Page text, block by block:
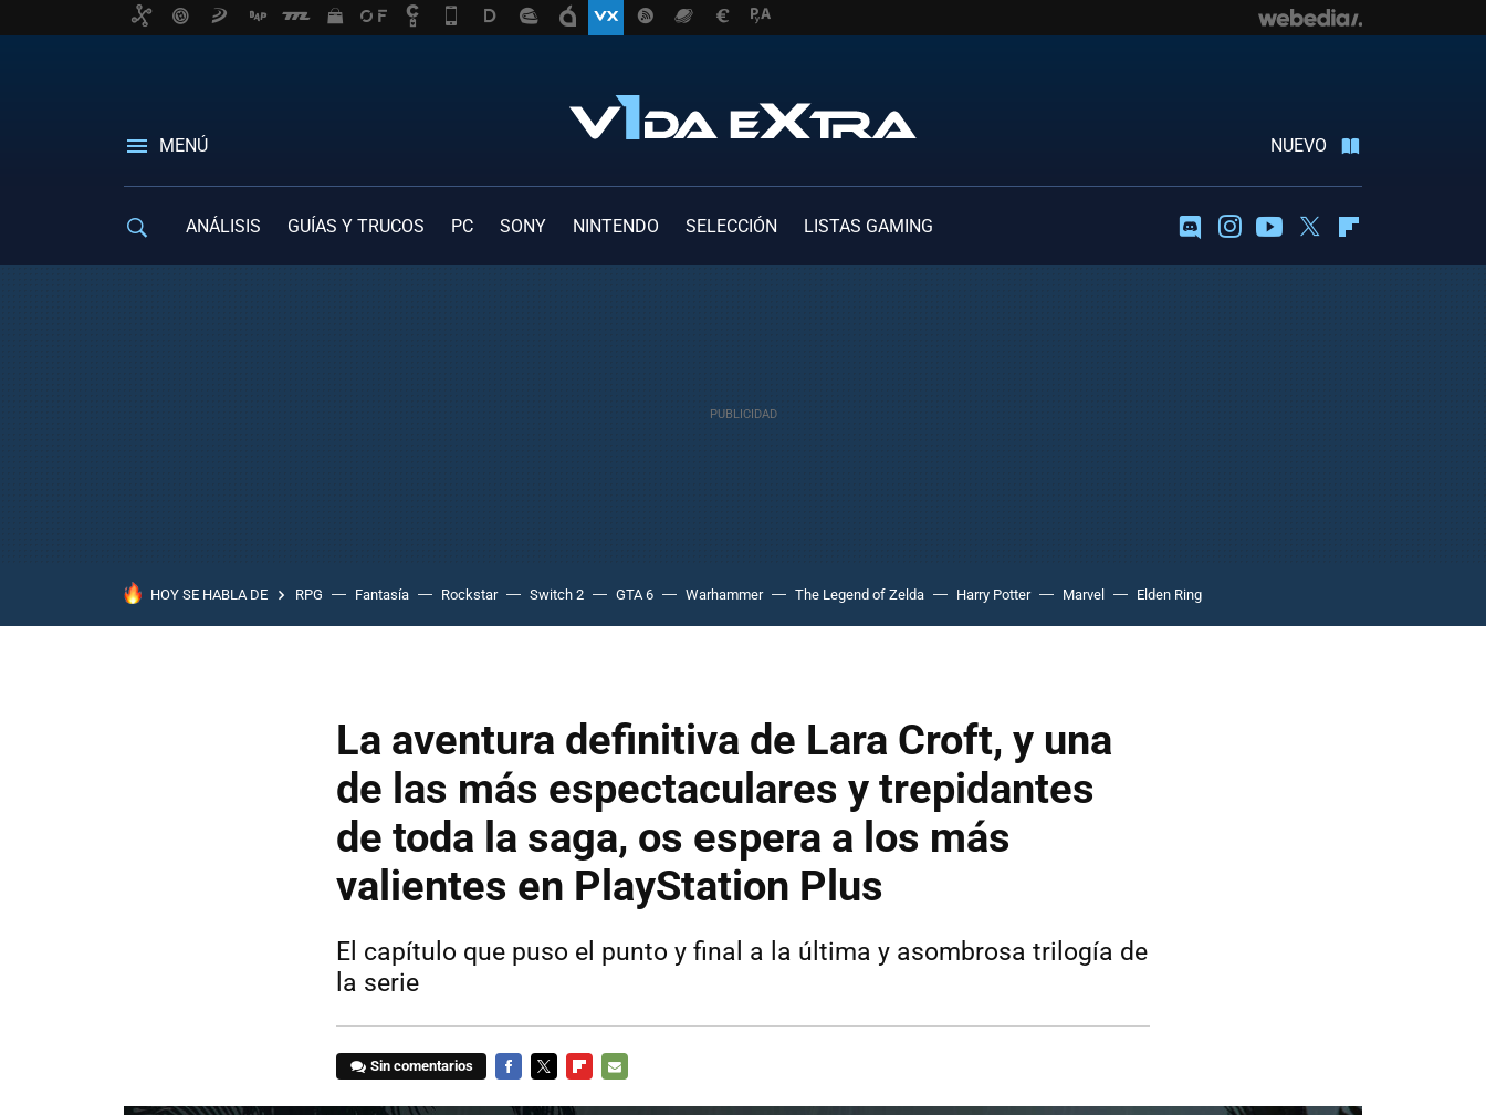
MENÚ NUEVO
ANÁLISIS GUÍAS Y TRUCOS PC SONY NINTENDO SELECCIÓN LISTAS GAMING DiscordInstagramYoutubeTwitter
HOY SE HABLA DE RPG Fantasía Rockstar Switch 2 GTA 6 Warhammer The Legend of Zelda Harry Potter Marvel Elden Ring
La aventura definitiva de Lara Croft, y una
de las más espectaculares y trepidantes
de toda la saga, os espera a los más
valientes en PlayStation Plus
El capítulo que puso el punto y final a la última y asombrosa trilogía de
la serie
Sin comentarios